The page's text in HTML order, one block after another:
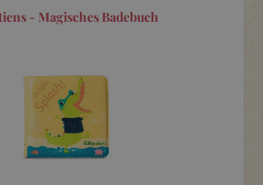
Aktivitätstische
- Magisches Badebuch